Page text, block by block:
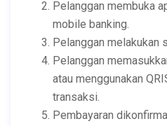
Pelanggan membuka
mobile banking.
Pelanggan melakukan
Pelanggan
atau menggunakan
transaksi.
Pembayaran